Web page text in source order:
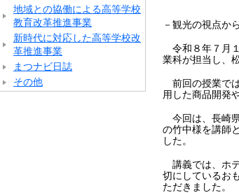
－観光の視点か
令和８年７月
業科が担当し、
前回の授業で
用した商品開発
今回は、長崎
の竹中様を講師
した。
講義では、ホ
切にしているお
ただきました。
地域との協働による高等学校
教育改革推進事業
新時代に対応した高等学校改
革推進事業
まつナビ日誌
その他